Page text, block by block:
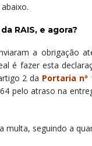
RAIS, e agora?
a obrigação
é fazer esta
2 da Portaria nº
pelo atraso na
multa, seguindo a